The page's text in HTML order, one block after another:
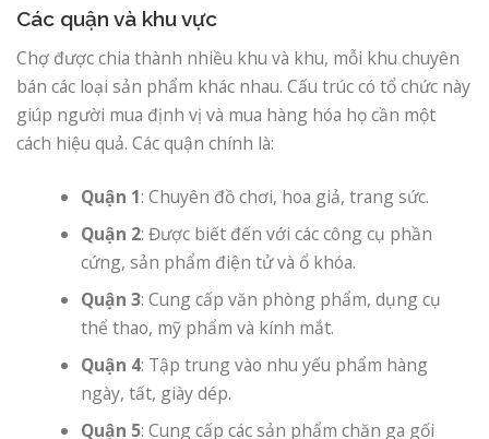
Các quận và khu vực
Chợ được chia thành nhiều khu và khu, mỗi khu chuyên
bán các loại sản phẩm khác nhau. Cấu trúc có tổ chức này
giúp người mua định vị và mua hàng hóa họ cần một
cách hiệu quả. Các quận chính là:
Quận 1: Chuyên đồ chơi, hoa giả, trang sức.
Quận 2: Được biết đến với các công cụ phần
cứng, sản phẩm điện tử và ổ khóa.
Quận 3: Cung cấp văn phòng phẩm, dụng cụ
thể thao, mỹ phẩm và kính mắt.
Quận 4: Tập trung vào nhu yếu phẩm hàng
ngày, tất, giày dép.
Quận 5: Cung cấp các sản phẩm chăn ga gối